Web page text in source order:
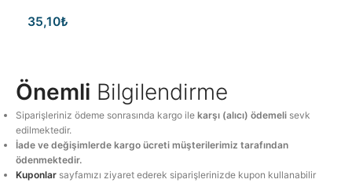
35,10₺
Önemli Bilgilendirme
Siparişleriniz ödeme sonrasında kargo ilekarşı (alıcı) ödemeli sevk
edilmektedir.
İade ve değişimlerde kargo ücreti müşterilerimiz tarafından
ödenmektedir.
Kuponlar sayfamızı ziyaret ederek siparişlerinizde kupon kullanabilir